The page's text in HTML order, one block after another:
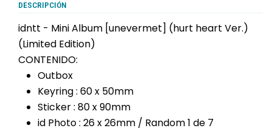
DESCRIPCIÓN
idntt - Mini Album [unevermet] (hurt heart Ver.)
(Limited Edition)
CONTENIDO:
Outbox
Keyring : 60 x 50mm
Sticker : 80 x 90mm
id Photo : 26 x 26mm / Random 1 de 7